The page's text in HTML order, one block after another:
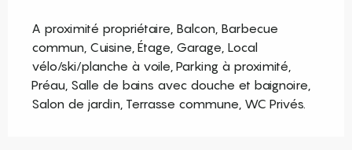
A proximité propriétaire, Balcon, Barbecue
commun, Cuisine, Étage, Garage, Local
vélo/ski/planche à voile, Parking à proximité,
Préau, Salle de bains avec douche et baignoire,
Salon de jardin, Terrasse commune, WC Privés.